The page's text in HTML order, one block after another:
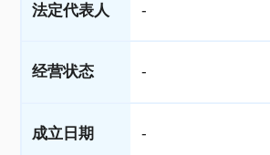
法定代表人 -
经营状态 -
成立日期 -